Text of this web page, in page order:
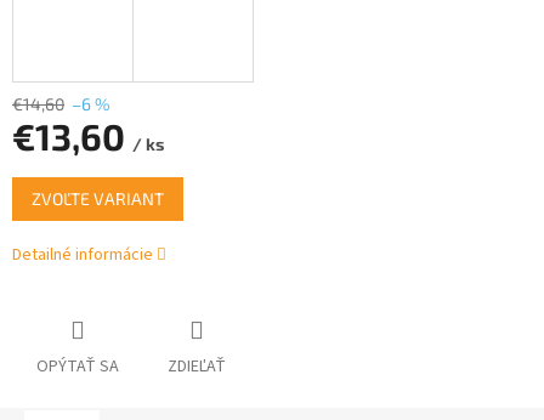
€14,60 –6 %
€13,60 / ks
Jednotková
cena:
ZVOĽTE VARIANT
Detailné informácie
OPÝTAŤ SA ZDIEĽAŤ